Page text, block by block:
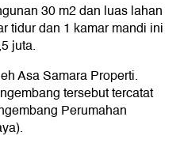
30 m2 dan luas lahan
tidur dan 1 kamar mandi ini
juta.
Asa Samara Properti.
tersebut tercatat
Perumahan